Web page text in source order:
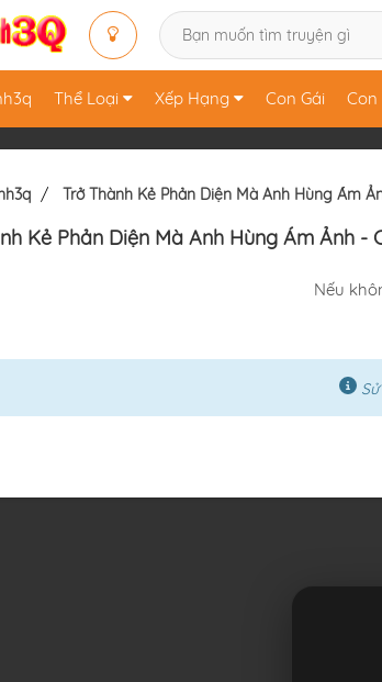
Thể Loại Xếp Hạng Con Gái Con
Trở Thành Kẻ Phản Diện Mà Anh Hùng Ám
Kẻ Phản Diện Mà Anh Hùng Ám Ảnh -
Nếu